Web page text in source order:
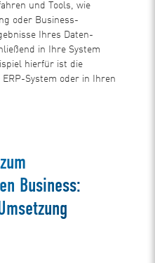
und Tools, wie
oder Business-
Ihres Daten-
in Ihre System
hierfür ist die
System oder in Ihren
Business: